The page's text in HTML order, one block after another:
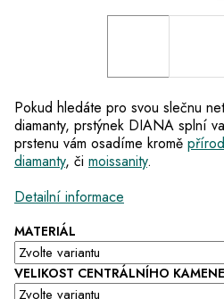
MATERIÁL
VELIKOST CENTRÁLNÍHO KAMENE
Pokud hledáte pro svou slečnu
diamanty, prstýnek DIANA splní
prstenu vám osadíme kromě
diamanty, či moissanity.
Detailní informace